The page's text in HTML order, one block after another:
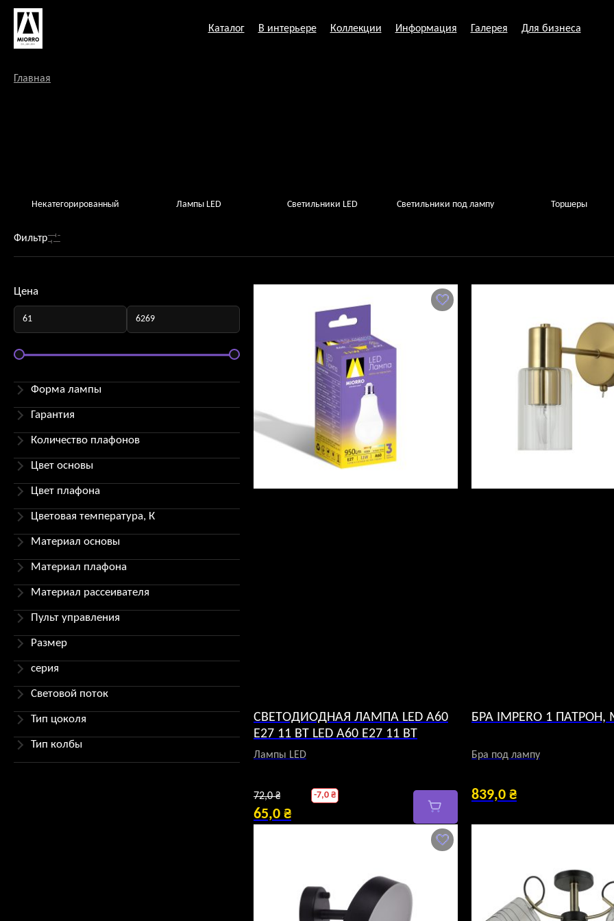
Перейти
содержанию
Каталог В интерьере Коллекции Информация Галерея Для бизнеса
Главная
Некатегорированный Лампы LED Светильники LED Светильники под лампу Торшеры
Фильтр
Цена
Форма лампы
Гарантия
Количество плафонов
Цвет основы
Цвет плафона
Цветовая температура, К
Материал основы
Материал плафона
Материал рассеивателя
Пульт управления
Размер
серия
Световой поток
Тип цоколя
Тип колбы
СВЕТОДИОДНАЯ ЛАМПА LED A60
E27 11 ВТ LED A60 E27 11 ВТ
Лампы LED
72,0₴Первоначальная
цена
65,0 ₴
-7,0 ₴
БРА IMPERO 1
Бра под лампу
839,0 ₴